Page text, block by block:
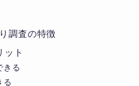
調査の特徴
ト
きる
る